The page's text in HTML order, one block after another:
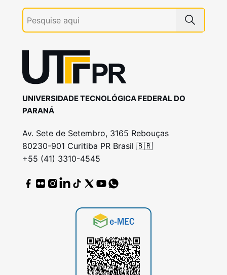
UNIVERSIDADE TECNOLÓGICA FEDERAL DO
PARANÁ
Av. Sete de Setembro, 3165 Rebouças
80230-901 Curitiba PR Brasil 🇧🇷
+55 (41) 3310-4545